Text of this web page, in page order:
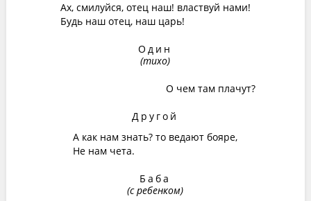
Ах, смилуйся, отец наш! властвуй нами!
Будь наш отец, наш царь!
Один
(тихо)
О чем там плачут?
Другой
А как нам знать? то ведают бояре,
Не нам чета.
Баба
(с ребенком)